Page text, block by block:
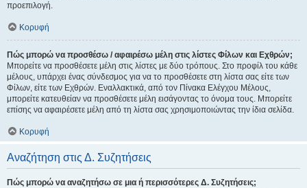
προεπιλογή.
Κορυφή
Πώς μπορώ να προσθέσω / αφαιρέσω μέλη στις λίστες Φίλων και Εχθρών;
Μπορείτε να προσθέσετε μέλη στις λίστες με δύο τρόπους. Στο προφίλ του κάθε
μέλους, υπάρχει ένας σύνδεσμος για να το προσθέσετε στη λίστα σας είτε των
Φίλων, είτε των Εχθρών. Εναλλακτικά, από τον Πίνακα Ελέγχου Μέλους,
μπορείτε κατευθείαν να προσθέσετε μέλη εισάγοντας το όνομα τους. Μπορείτε
επίσης να αφαιρέσετε μέλη από τη λίστα σας χρησιμοποιώντας την ίδια σελίδα.
Κορυφή
Αναζήτηση στις Δ. Συζητήσεις
Πώς μπορώ να αναζητήσω σε μια ή περισσότερες Δ. Συζητήσεις;